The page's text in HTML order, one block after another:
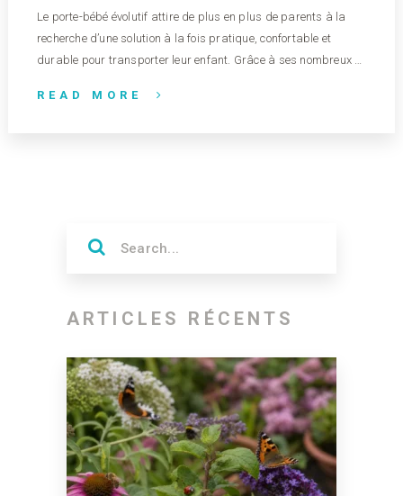
Le porte-bébé évolutif attire de plus en plus de parents à la
recherche d’une solution à la fois pratique, confortable et
durable pour transporter leur enfant. Grâce à ses nombreux …
READ MORE
ARTICLES RÉCENTS